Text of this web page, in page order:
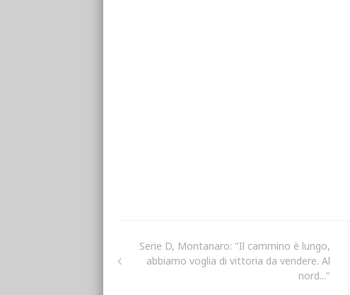
Serie D, Montanaro: "Il cammino è lungo,
abbiamo voglia di vittoria da vendere. Al
nord..."